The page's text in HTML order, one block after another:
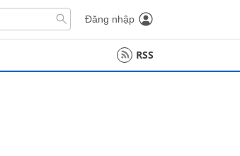
Đăng nhập
RSS